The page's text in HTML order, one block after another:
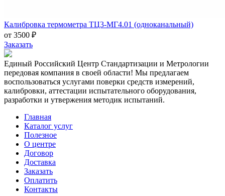
Калибровка термометра ТЦ3-МГ4.01 (одноканальный)
от 3500 ₽
Заказать
Единый Российский Центр Стандартизации и Метрологии
передовая компания в своей области! Мы предлагаем
воспользоваться услугами поверки средств измерений,
калибровки, аттестации испытательного оборудования,
разработки и утвержения методик испытаний.
Главная
Каталог услуг
Полезное
О центре
Договор
Доставка
Заказать
Оплатить
Контакты